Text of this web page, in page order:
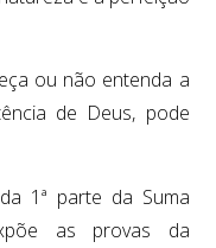
ou não entenda a
de Deus, pode
1ª parte da Suma
as provas da